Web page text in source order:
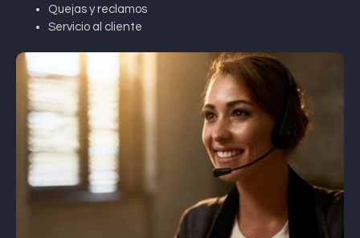
Quejas y reclamos
Servicio al cliente